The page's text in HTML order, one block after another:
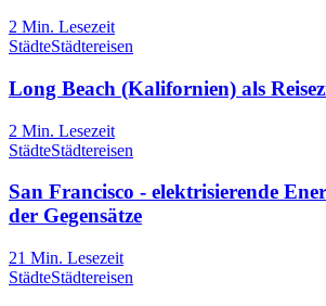
2 Min. Lesezeit
StädteStädtereisen
Long Beach (Kalifornien) als
2 Min. Lesezeit
StädteStädtereisen
San Francisco - elektrisierende
der Gegensätze
21 Min. Lesezeit
StädteStädtereisen